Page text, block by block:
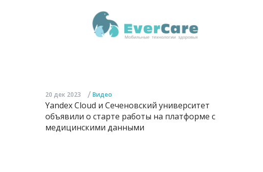
20 дек 2023 / Видео
Yandex Cloud и Сеченовский университет
объявили о старте работы на платформе с
медицинскими данными